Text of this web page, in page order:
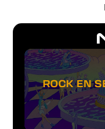
ROCK EN